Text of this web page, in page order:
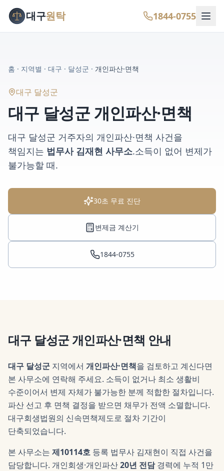
대구원탁 1844-0755
홈 · 지역별 · 대구 · 달성군 · 개인파산·면책
대구 달성군
대구 달성군 개인파산·면책
대구 달성군 거주자의 개인파산·면책 사건을
책임지는 법무사 김재현 사무소.소득이 없어 변제가
불가능할 때.
30초 무료 진단
변제금 계산기
1844-0755
대구 달성군개인파산·면책 안내
대구 달성군 지역에서 개인파산·면책을 검토하고 계신다면
본 사무소에 연락해 주세요. 소득이 없거나 최소 생활비
수준이어서 변제 자체가 불가능한 분께 적합한 절차입니다.
파산 선고 후 면책 결정을 받으면 채무가 전액 소멸합니다.
대구회생법원의 신속면책제도로 절차 기간이
단축되었습니다.
본 사무소는 제10114호 등록 법무사 김재현이 직접 사건을
담당합니다. 개인회생·개인파산20년 전담경력에 누적 1만